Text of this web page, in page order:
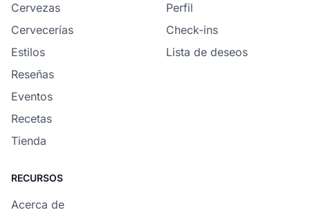
Cervezas
Cervecerías
Estilos
Reseñas
Eventos
Recetas
Tienda
Perfil
Check-ins
Lista de deseos
RECURSOS
Acerca de